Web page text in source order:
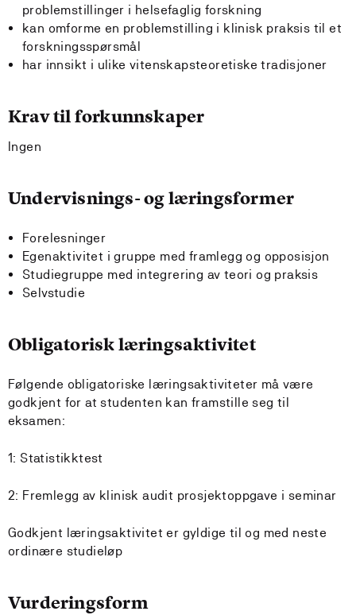
problemstillinger i helsefaglig forskning
kan omforme en problemstilling i klinisk praksis til et
forskningsspørsmål
har innsikt i ulike vitenskapsteoretiske tradisjoner
Krav til forkunnskaper
Ingen
Undervisnings- og læringsformer
Forelesninger
Egenaktivitet i gruppe med framlegg og opposisjon
Studiegruppe med integrering av teori og praksis
Selvstudie
Obligatorisk læringsaktivitet
Følgende obligatoriske læringsaktiviteter må være
godkjent for at studenten kan framstille seg til
eksamen:
1: Statistikktest
2: Fremlegg av klinisk audit prosjektoppgave i seminar
Godkjent læringsaktivitet er gyldige til og med neste
ordinære studieløp
Vurderingsform